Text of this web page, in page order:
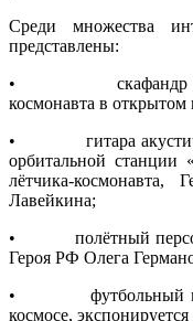
Среди множества
представлены:
• скафандр и
космонавта в открытом
• гитара
орбитальной станции
лётчика-
Лавейкина;
• полётный
Героя РФ Олега
• футбольный мяч
космосе,